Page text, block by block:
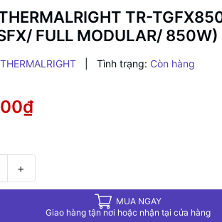
TR-
FULL MODULAR/ 850W)
THERMALRIGHT Tình trạng: Còn hàng
+
MUA NGAY
Giao hàng tận nơi hoặc nhận tại cửa hàng